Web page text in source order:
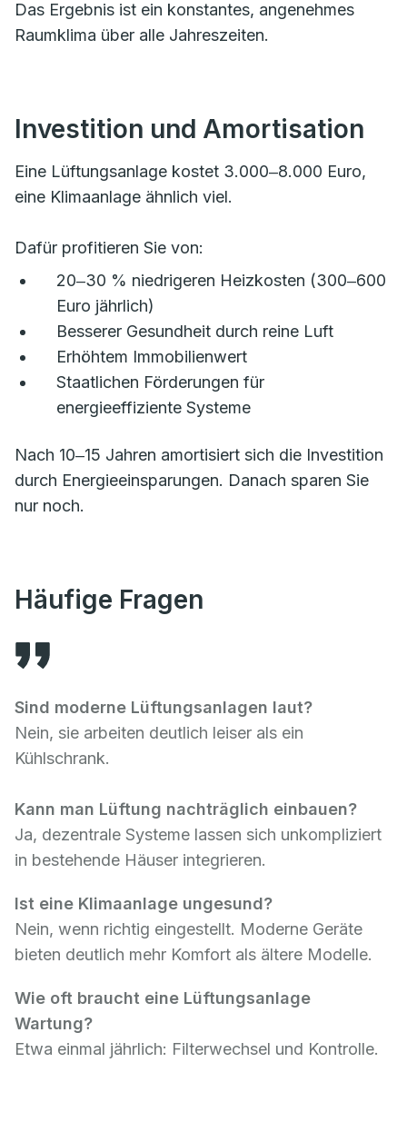
Das Ergebnis ist ein konstantes, angenehmes
Raumklima über alle Jahreszeiten.
Investition und Amortisation
Eine Lüftungsanlage kostet 3.000‒8.000 Euro,
eine Klimaanlage ähnlich viel.
Dafür profitieren Sie von:
20‒30 % niedrigeren Heizkosten (300‒600
Euro jährlich)
Besserer Gesundheit durch reine Luft
Erhöhtem Immobilienwert
Staatlichen Förderungen für
energieeffiziente Systeme
Nach 10‒15 Jahren amortisiert sich die Investition
durch Energieeinsparungen. Danach sparen Sie
nur noch.
Häufige Fragen
Sind moderne Lüftungsanlagen laut?
Nein, sie arbeiten deutlich leiser als ein
Kühlschrank.
Kann man Lüftung nachträglich einbauen?
Ja, dezentrale Systeme lassen sich unkompliziert
in bestehende Häuser integrieren.
Ist eine Klimaanlage ungesund?
Nein, wenn richtig eingestellt. Moderne Geräte
bieten deutlich mehr Komfort als ältere Modelle.
Wie oft braucht eine Lüftungsanlage
Wartung?
Etwa einmal jährlich: Filterwechsel und Kontrolle.